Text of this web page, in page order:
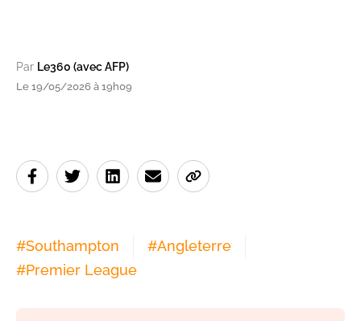
Par Le360 (avec AFP)
Le 19/05/2026 à 19h09
#Southampton #Angleterre
#Premier League